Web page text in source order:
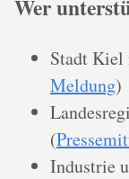
Wer
Stadt
Meldung)
(
Industrie